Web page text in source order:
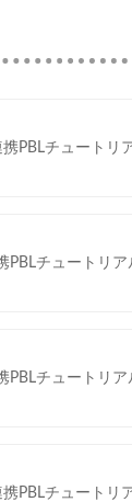
PBLチュートリ
PBLチュートリア
PBLチュートリ
PBLチュートリ